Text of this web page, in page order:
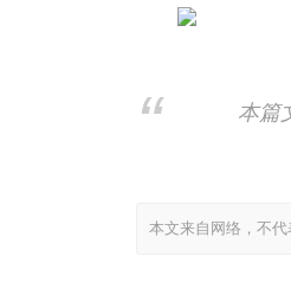
本篇
本文来自网络，不